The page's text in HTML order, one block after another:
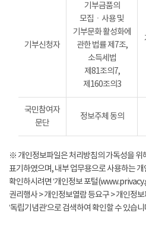
기부신청자
기부금품의
모집ㆍ사용 및
기부문화 활성화에
관한 법률 제7조,
소득세법
제81조의7,
제160조의3
국민참여자
문단
정보주체 동의
※ 개인정보파일은 처리방침의 가독성을 위
표기하였으며, 내부 업무용으로 사용하는
확인하시려면 ‘개인정보 포털
권리행사 > 개인정보열람 등요구 > 개인정
‘독립기념관’으로 검색하여 확인할 수 있습니